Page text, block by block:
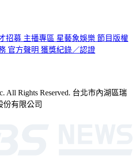
招募 主播專區 星藝象娛樂 節目版權
官方聲明 獲獎紀錄／認證
All Rights Reserved. 台北市內湖區瑞
份有限公司